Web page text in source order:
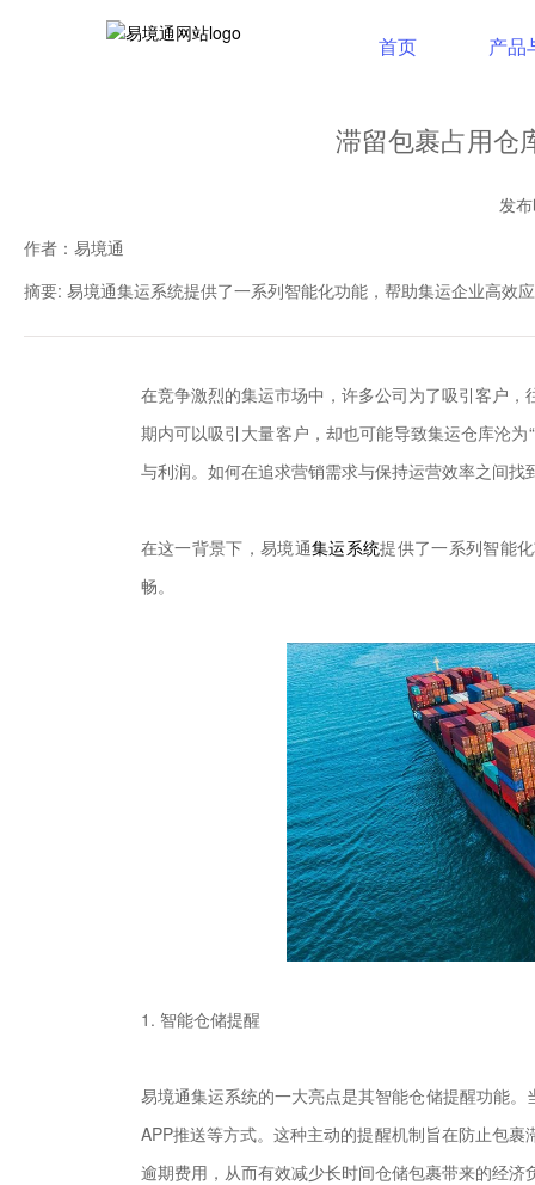
首页 产品
滞留包裹占用仓
发
作者：易境通
摘要: 易境通集运系统提供了一系列智能化功能，帮助集运企业高效
在竞争激烈的集运市场中，许多公司为了吸引客户，
期内可以吸引大量客户，却也可能导致集运仓库沦
与利润。如何在追求营销需求与保持运营效率之间
在这一背景下，易境通集运系统提供了一系列智能
畅。
1. 智能仓储提醒
易境通集运系统的一大亮点是其智能仓储提醒功能
APP推送等方式。这种主动的提醒机制旨在防止包
逾期费用，从而有效减少长时间仓储包裹带来的经济